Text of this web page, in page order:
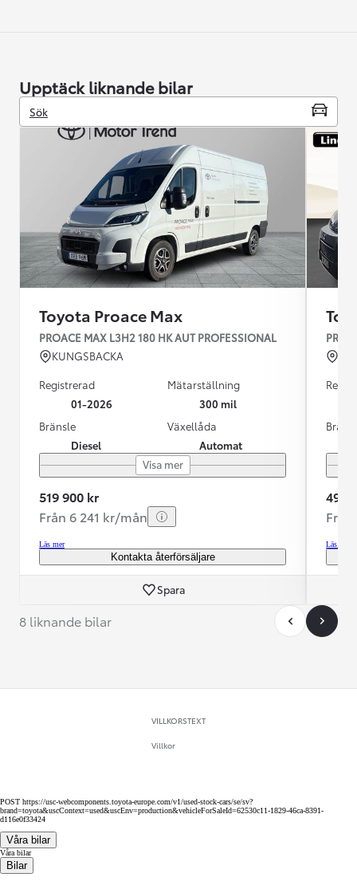
Upptäck liknande bilar
Sök
Toyota Proace Max
PROACE MAX L3H2 180 HK AUT PROFESSIONAL
KUNGSBACKA
Registrerad
01-2026
Mätarställning
300 mil
Bränsle
Diesel
Växellåda
Automat
Visa mer
519 900 kr
Från 6 241 kr/mån
Läs mer
Kontakta återförsäljare
Spara
499
Läs mer
8 liknande bilar
VILLKORSTEXT
Villkor
POST https://usc-webcomponents.toyota-europe.com/v1/used-stock-cars/se/sv?
brand=toyota&uscContext=used&uscEnv=production&vehicleForSaleId=62530c11-1829-46ca-8391-
d116e0f33424
Våra bilar
Våra bilar
Bilar